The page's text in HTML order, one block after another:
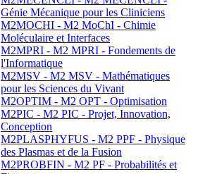
Génie Mécanique pour les Cliniciens
M2MOCHI - M2 MoChI - Chimie
Moléculaire et Interfaces
M2MPRI - M2 MPRI - Fondements de
l'Informatique
M2MSV - M2 MSV - Mathématiques
pour les Sciences du Vivant
M2OPTIM - M2 OPT - Optimisation
M2PIC - M2 PIC - Projet, Innovation,
Conception
M2PLASPHYFUS - M2 PPF - Physique
des Plasmas et de la Fusion
M2PROBFIN - M2 PF - Probabilités et